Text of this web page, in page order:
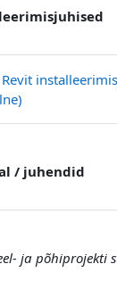
/ juhendid
ja põhiprojekti